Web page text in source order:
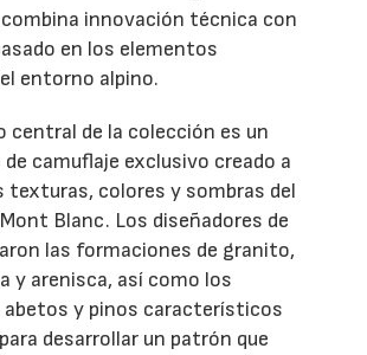
innovación técnica con
en los elementos
entorno alpino.
central de la colección es un
camuflaje exclusivo creado a
texturas, colores y sombras del
Blanc. Los diseñadores de
las formaciones de granito,
y arenisca, así como los
abetos y pinos característicos
desarrollar un patrón que